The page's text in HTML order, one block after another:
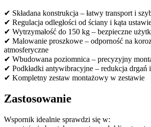
✔ Składana konstrukcja – łatwy transport i
✔ Regulacja odległości od ściany i kąta
✔ Wytrzymałość do 150 kg – bezpieczne
✔ Malowanie proszkowe – odporność na
atmosferyczne
✔ Wbudowana poziomnica – precyzyjny
✔ Podkładki antywibracyjne – redukcja drgań i
✔ Kompletny zestaw montażowy w zestawie
Zastosowanie
Wspornik idealnie sprawdzi się w: